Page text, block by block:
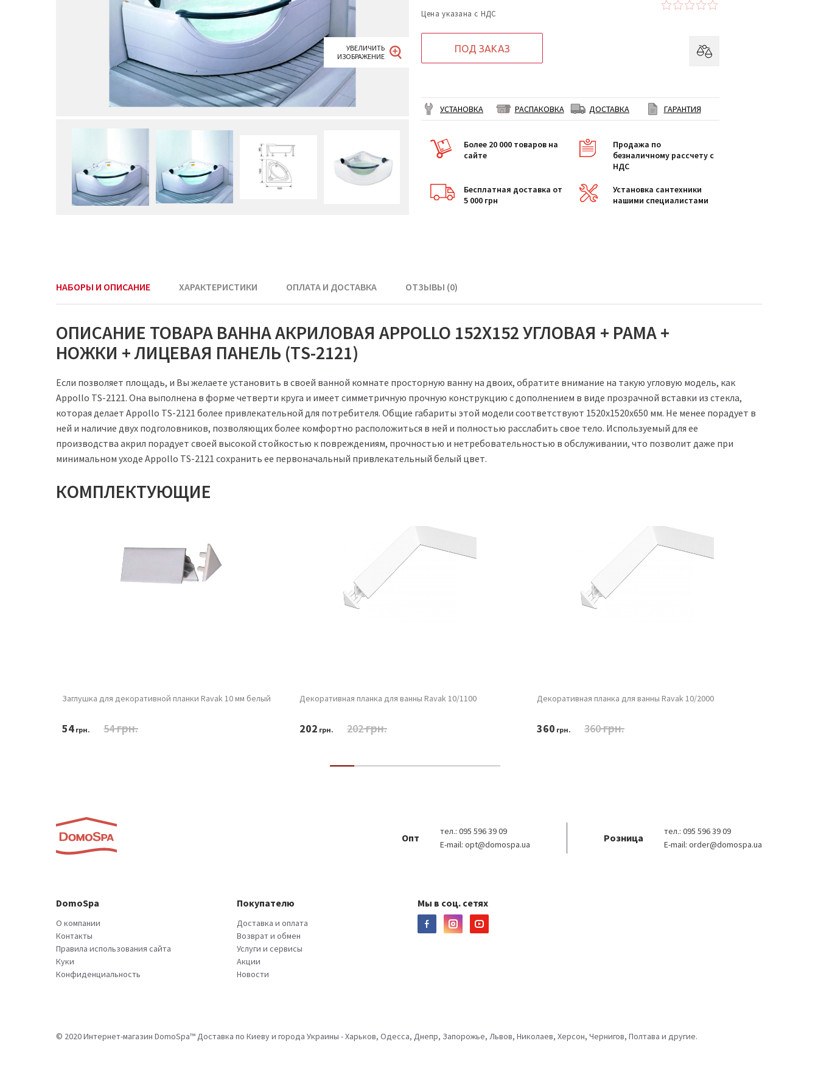
Цена указана с НДС
ПОД ЗАКАЗ
УСТАНОВКА РАСПАКОВКА ДОСТАВКА ГАРАНТИЯ
Более 20 000 товаров на
сайте
Продажа по
безналичному рассчету с
НДС
Бесплатная доставка от
5 000 грн
Установка сантехники
нашими специалистами
НАБОРЫ И ОПИСАНИЕ ХАРАКТЕРИСТИКИ ОПЛАТА И ДОСТАВКА ОТЗЫВЫ (0)
ОПИСАНИЕ ТОВАРА ВАННА АКРИЛОВАЯ APPOLLO 152Х152 УГЛОВАЯ + РАМА +
НОЖКИ + ЛИЦЕВАЯ ПАНЕЛЬ (ТS-2121)
Если позволяет площадь, и Вы желаете установить в своей ванной комнате просторную ванну на двоих, обратите внимание на такую угловую модель, как
Appollo ТS-2121. Она выполнена в форме четверти круга и имеет симметричную прочную конструкцию с дополнением в виде прозрачной вставки из стекла,
которая делает Appollo ТS-2121 более привлекательной для потребителя. Общие габариты этой модели соответствуют 1520х1520х650 мм. Не менее порадует в
ней и наличие двух подголовников, позволяющих более комфортно расположиться в ней и полностью расслабить свое тело. Используемый для ее
производства акрил порадует своей высокой стойкостью к повреждениям, прочностью и нетребовательностью в обслуживании, что позволит даже при
минимальном уходе Appollo ТS-2121 сохранить ее первоначальный привлекательный белый цвет.
КОМПЛЕКТУЮЩИЕ
Заглушка для декоративной планки Ravak 10 мм белый
54 грн. 54грн.
Декоративная планка для ванны Ravak 10/1100
202 грн. 202грн.
Декоративная планка для ванны Ravak 10/2000
360 грн. 360грн.
Опт
тел.: 095 596 39 09
E-mail: opt@domospa.ua
Розница
тел.: 095 596 39 09
E-mail: order@domospa.ua
DomoSpa
О компании
Контакты
Правила использования сайта
Куки
Конфиденциальность
Покупателю
Доставка и оплата
Возврат и обмен
Услуги и сервисы
Акции
Новости
Мы в соц. сетях
© 2020 Интернет-магазин DomoSpa™ Доставка по Киеву и города Украины - Харьков, Одесса, Днепр, Запорожье, Львов, Николаев, Херсон, Чернигов, Полтава и другие.